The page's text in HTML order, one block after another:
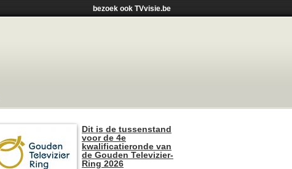
bezoek ook TVvisie.be
Dit is de tussenstand
voor de 4e
kwalificatieronde van
de Gouden Televizier-
Ring 2026